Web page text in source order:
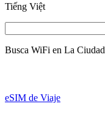
Tiếng Việt
Busca WiFi en La Ciudad
eSIM de Viaje